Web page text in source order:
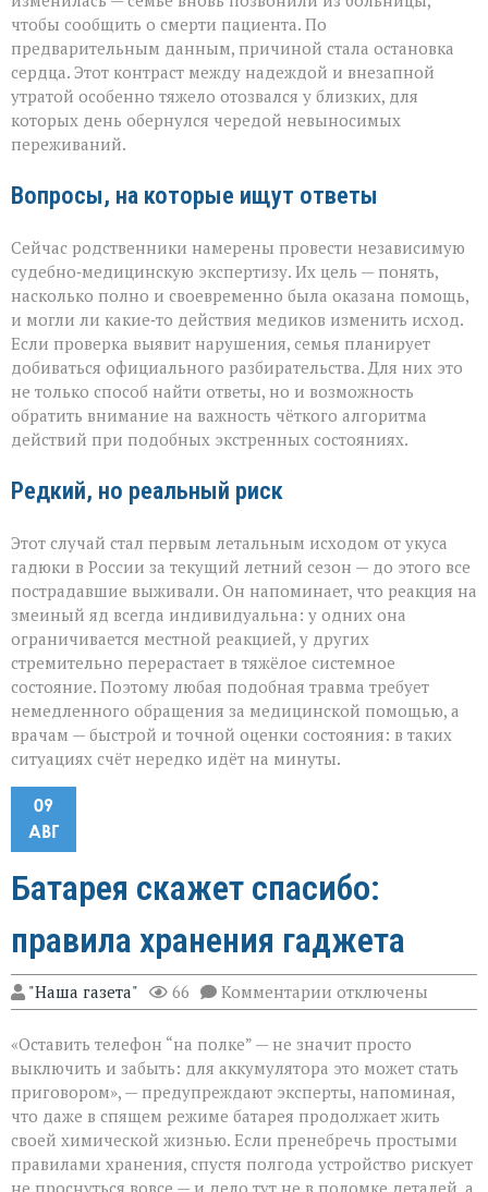
чтобы сообщить о смерти пациента. По
предварительным данным, причиной стала остановка
сердца. Этот контраст между надеждой и внезапной
утратой особенно тяжело отозвался у близких, для
которых день обернулся чередой невыносимых
переживаний.
Вопросы, на которые ищут ответы
Сейчас родственники намерены провести независимую
судебно‑медицинскую экспертизу. Их цель — понять,
насколько полно и своевременно была оказана помощь,
и могли ли какие‑то действия медиков изменить исход.
Если проверка выявит нарушения, семья планирует
добиваться официального разбирательства. Для них это
не только способ найти ответы, но и возможность
обратить внимание на важность чёткого алгоритма
действий при подобных экстренных состояниях.
Редкий, но реальный риск
Этот случай стал первым летальным исходом от укуса
гадюки в России за текущий летний сезон — до этого все
пострадавшие выживали. Он напоминает, что реакция на
змеиный яд всегда индивидуальна: у одних она
ограничивается местной реакцией, у других
стремительно перерастает в тяжёлое системное
состояние. Поэтому любая подобная травма требует
немедленного обращения за медицинской помощью, а
врачам — быстрой и точной оценки состояния: в таких
ситуациях счёт нередко идёт на минуты.
09
АВГ
Батарея скажет спасибо:
правила хранения гаджета
"Наша газета" 66 Комментарии к
записи
скажет
спасибо:
хранения
гаджета
отключены
«Оставить телефон “на полке” — не значит просто
выключить и забыть: для аккумулятора это может стать
приговором», — предупреждают эксперты, напоминая,
что даже в спящем режиме батарея продолжает жить
своей химической жизнью. Если пренебречь простыми
правилами хранения, спустя полгода устройство рискует
не проснуться вовсе — и дело тут не в поломке деталей, а